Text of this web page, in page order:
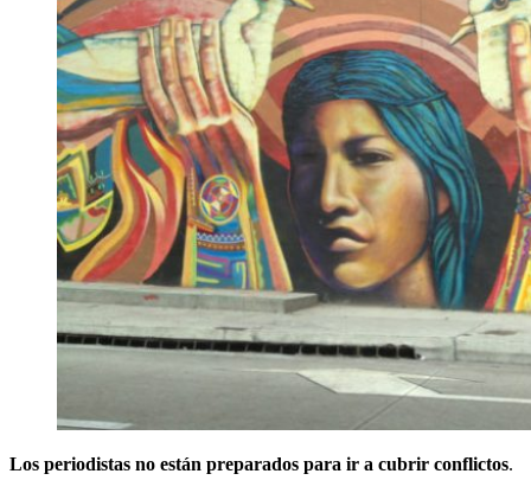
Los periodistas no están preparados para ir a cubrir conflictos.